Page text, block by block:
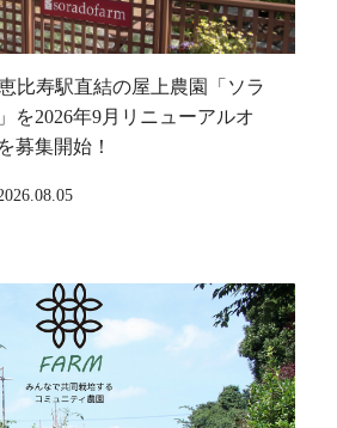
比寿駅直結の屋上農園「ソラ
を2026年9月リニューアルオ
募集開始！